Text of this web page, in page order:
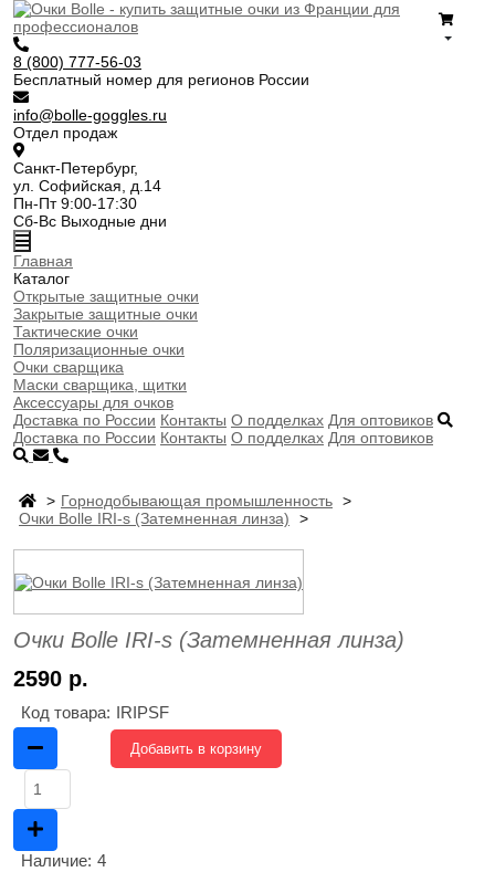
8 (800) 777-56-03
Бесплатный номер для регионов России
info@bolle-goggles.ru
Отдел продаж
Санкт-Петербург,
ул. Софийская, д.14
Пн-Пт 9:00-17:30
Сб-Вс Выходные дни
Главная
Каталог
Открытые защитные очки
Закрытые защитные очки
Тактические очки
Поляризационные очки
Очки сварщика
Маски сварщика, щитки
Аксессуары для очков
Доставка по России Контакты О подделках Для оптовиков
Доставка по России Контакты О подделках Для оптовиков
Горнодобывающая промышленность
Очки Bolle IRI-s (Затемненная линза)
Очки Bolle IRI-s (Затемненная линза)
2590 р.
Код товара: IRIPSF
Наличие: 4
Добавить в корзину